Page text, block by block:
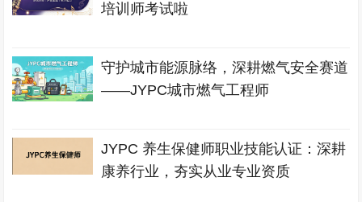
培训师考试啦
守护城市能源脉络，深耕燃气安全赛道
——JYPC城市燃气工程师
JYPC 养生保健师职业技能认证：深耕
康养行业，夯实从业专业资质